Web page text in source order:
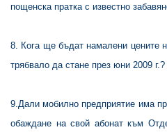
пощенска пратка с известно
8 . Кога ще бъдат намалени цените
трябвало да стане през юни 2009 г.?
9 .Дали мобилно предприятие има
обаждане на свой абонат към